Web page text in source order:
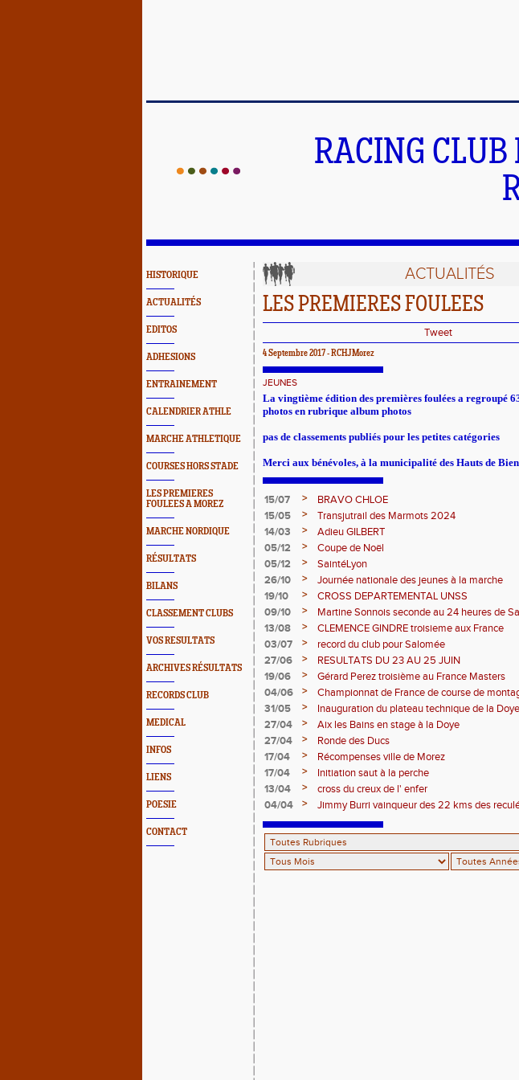
RACING
HISTORIQUE
ACTUALITÉS
EDITOS
ADHESIONS
ENTRAINEMENT
CALENDRIER ATHLE
MARCHE ATHLETIQUE
COURSES HORS STADE
LES PREMIERES
FOULEES A MOREZ
MARCHE NORDIQUE
RÉSULTATS
BILANS
CLASSEMENT CLUBS
VOS RESULTATS
ARCHIVES RÉSULTATS
RECORDS CLUB
MEDICAL
INFOS
LIENS
POESIE
CONTACT
ACTUALITÉS
LES PREMIERES FOULEES
Tweet
4 Septembre 2017 - RCHJMorez
JEUNES
La vingtième édition des premières foulées a regroupé
photos en rubrique album photos
pas de classements publiés pour les petites catégories
Merci aux bénévoles, à la municipalité des Hauts de
15/07 >
BRAVO CHLOE
15/05
>
Transjutrail des Marmots 2024
14/03
>
Adieu GILBERT
05/12
>
Coupe de Noël
05/12
>
SaintéLyon
26/10
>
Journée nationale des jeunes à la marche
19/10
>
CROSS DEPARTEMENTAL UNSS
09/10
>
Martine Sonnois seconde au 24 heures de
13/08
>
CLEMENCE GINDRE troisieme aux France
03/07
>
record du club pour Salomée
27/06
>
RESULTATS DU 23 AU 25 JUIN
19/06
>
Gérard Perez troisième au France Masters
04/06
>
Championnat de France de course de
31/05
>
Inauguration du plateau technique de la Doye
27/04
>
Aix les Bains en stage à la Doye
27/04
>
Ronde des Ducs
17/04
>
Récompenses ville de Morez
17/04
>
Initiation saut à la perche
13/04
>
cross du creux de l' enfer
04/04
> Jimmy Burri vainqueur des 22 kms des